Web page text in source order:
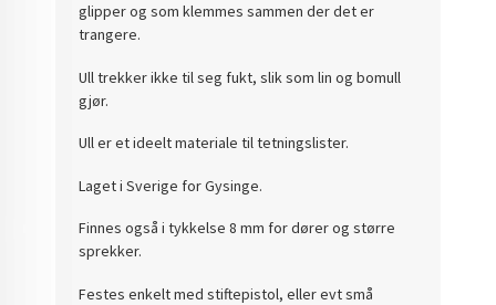
glipper og som klemmes sammen der det er
trangere.
Ull trekker ikke til seg fukt, slik som lin og bomull
gjør.
Ull er et ideelt materiale til tetningslister.
Laget i Sverige for Gysinge.
Finnes også i tykkelse 8 mm for dører og større
sprekker.
Festes enkelt med stiftepistol, eller evt små